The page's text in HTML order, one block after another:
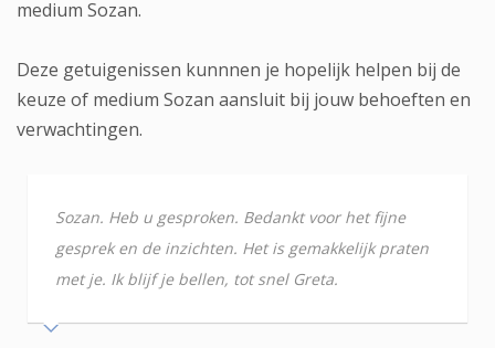
medium Sozan.
Deze getuigenissen kunnnen je hopelijk helpen bij de
keuze of medium Sozan aansluit bij jouw behoeften en
verwachtingen.
Sozan. Heb u gesproken. Bedankt voor het fijne
gesprek en de inzichten. Het is gemakkelijk praten
met je. Ik blijf je bellen, tot snel Greta.